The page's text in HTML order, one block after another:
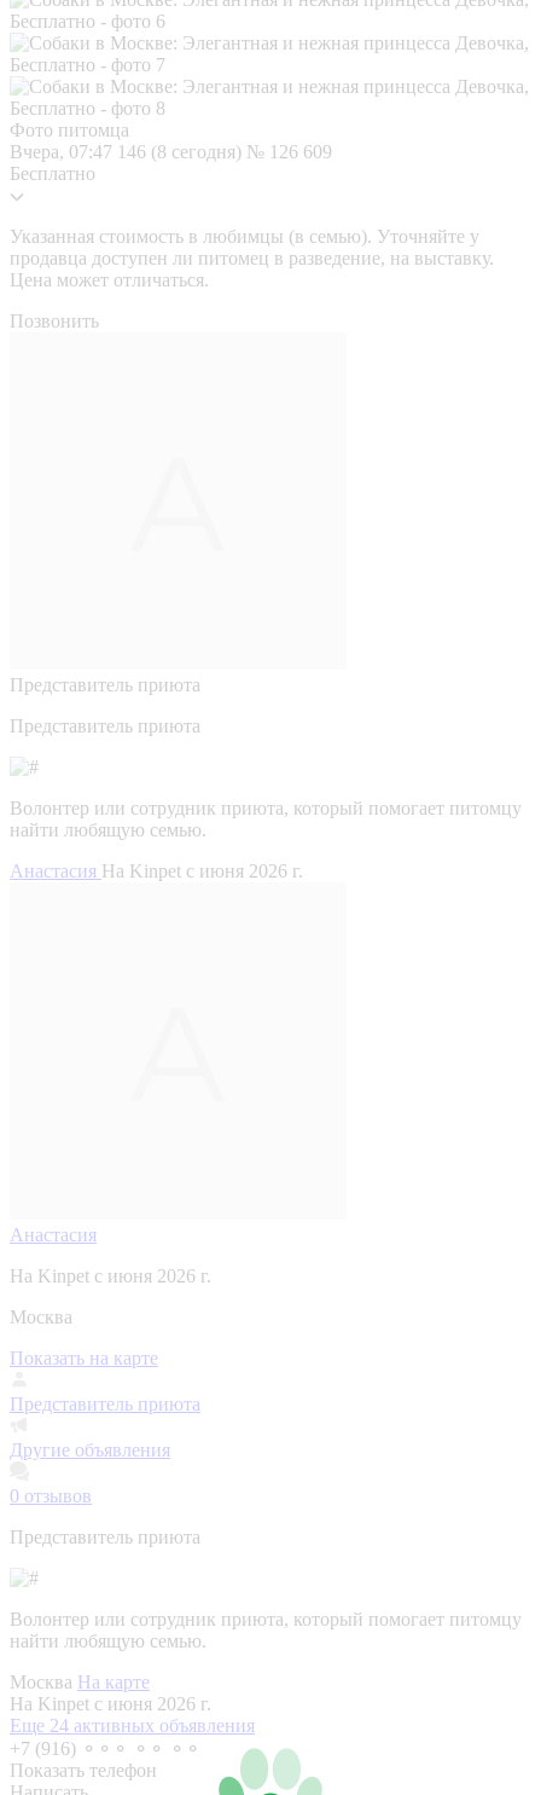
Фото питомца
Вчера, 07:47 146 (8 сегодня) № 126 609
Бесплатно
Указанная стоимость в любимцы (в семью). Уточняйте у
продавца доступен ли питомец в разведение, на выставку.
Цена может отличаться.
Позвонить
Представитель приюта
Представитель приюта
Волонтер или сотрудник приюта, который помогает питомцу
найти любящую семью.
Анастасия На Kinpet c июня 2026 г.
Анастасия
На Kinpet c июня 2026 г.
Москва
Показать на карте
Представитель приюта
Другие объявления
0 отзывов
Представитель приюта
Волонтер или сотрудник приюта, который помогает питомцу
найти любящую семью.
Москва На карте
На Kinpet c июня 2026 г.
Еще 24 активных объявления
+7 (916) ⚬⚬⚬ ⚬⚬ ⚬⚬
Показать телефон